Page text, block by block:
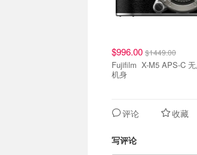
$996.00 $1449.00
Fujifilm X-M5 APS-C 无反相机 仅
机身
评论 收藏
写评论